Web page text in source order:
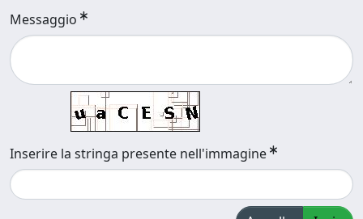
Messaggio
Inserire la stringa presente nell'immagine